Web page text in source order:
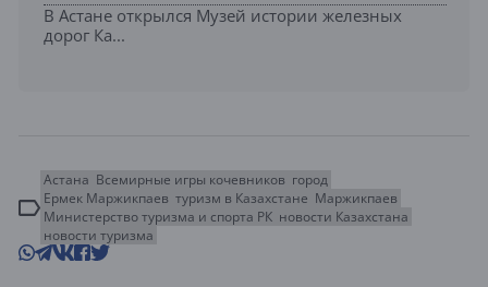
В Астане открылся Музей истории железных
дорог Ка...
Астана Всемирные игры кочевников город
Ермек Маржикпаев туризм в Казахстане Маржикпаев
Министерство туризма и спорта РК новости Казахстана
новости туризма